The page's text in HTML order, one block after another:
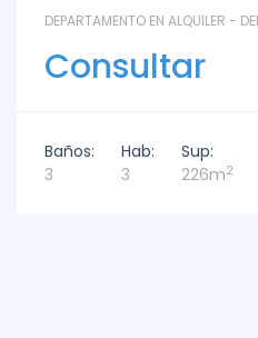
DEPARTAMENTO EN ALQUILER -
Consultar
Baños:
3
Hab:
3
Sup:
226m2